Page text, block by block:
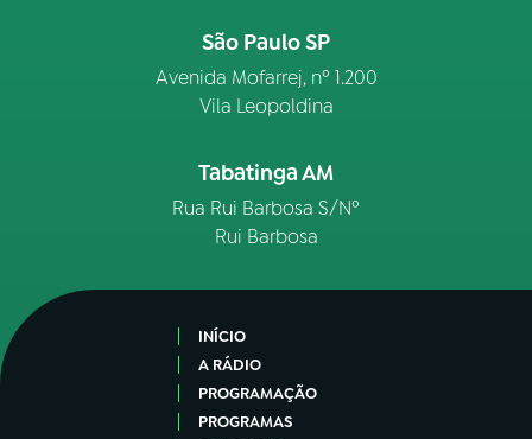
São Paulo SP
Avenida Mofarrej, nº 1.200
Vila Leopoldina
Tabatinga AM
Rua Rui Barbosa S/Nº
Rui Barbosa
INÍCIO
A RÁDIO
PROGRAMAÇÃO
PROGRAMAS